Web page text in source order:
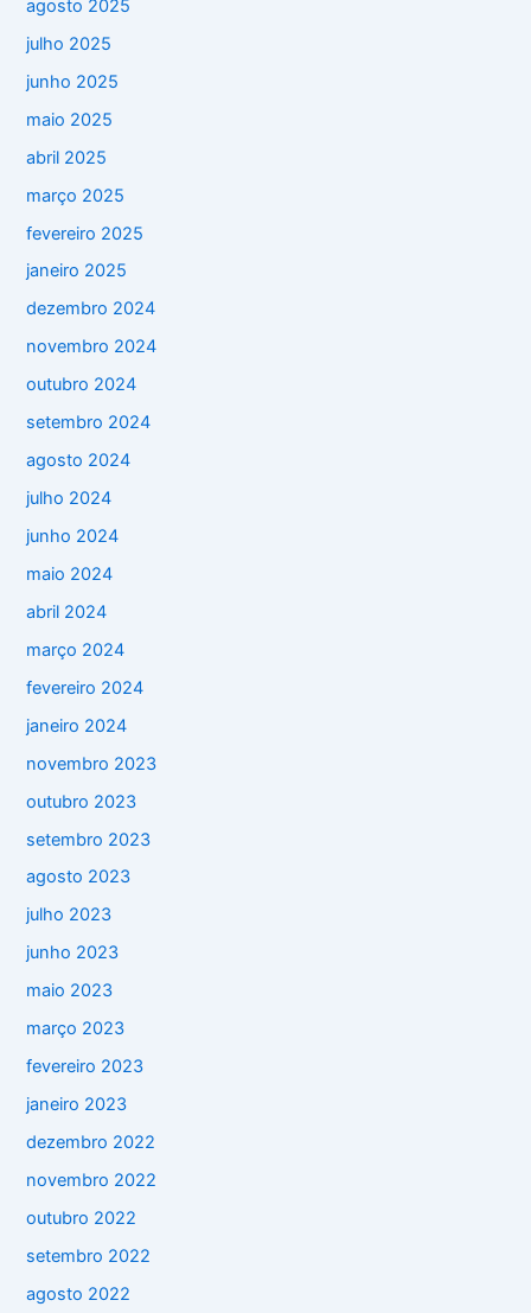
agosto 2025
julho 2025
junho 2025
maio 2025
abril 2025
março 2025
fevereiro 2025
janeiro 2025
dezembro 2024
novembro 2024
outubro 2024
setembro 2024
agosto 2024
julho 2024
junho 2024
maio 2024
abril 2024
março 2024
fevereiro 2024
janeiro 2024
novembro 2023
outubro 2023
setembro 2023
agosto 2023
julho 2023
junho 2023
maio 2023
março 2023
fevereiro 2023
janeiro 2023
dezembro 2022
novembro 2022
outubro 2022
setembro 2022
agosto 2022